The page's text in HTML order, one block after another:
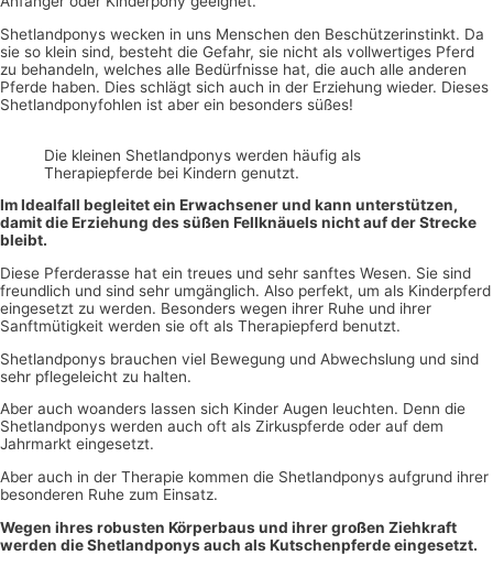
Shetlandponys wecken in uns Menschen den Beschützerinstinkt. Da
sie so klein sind, besteht die Gefahr, sie nicht als vollwertiges Pferd
zu behandeln, welches alle Bedürfnisse hat, die auch alle anderen
Pferde haben. Dies schlägt sich auch in der Erziehung wieder. Dieses
Shetlandponyfohlen ist aber ein besonders süßes!
Die kleinen Shetlandponys werden häufig als
Therapiepferde bei Kindern genutzt.
Im Idealfall begleitet ein Erwachsener und kann unterstützen,
damit die Erziehung des süßen Fellknäuels nicht auf der Strecke
bleibt.
Diese Pferderasse hat ein treues und sehr sanftes Wesen. Sie sind
freundlich und sind sehr umgänglich. Also perfekt, um als Kinderpferd
eingesetzt zu werden. Besonders wegen ihrer Ruhe und ihrer
Sanftmütigkeit werden sie oft als Therapiepferd benutzt.
Shetlandponys brauchen viel Bewegung und Abwechslung und sind
sehr pflegeleicht zu halten.
Aber auch woanders lassen sich Kinder Augen leuchten. Denn die
Shetlandponys werden auch oft als Zirkuspferde oder auf dem
Jahrmarkt eingesetzt.
Aber auch in der Therapie kommen die Shetlandponys aufgrund ihrer
besonderen Ruhe zum Einsatz.
Wegen ihres robusten Körperbaus und ihrer großen Ziehkraft
werden die Shetlandponys auch als Kutschenpferde eingesetzt.